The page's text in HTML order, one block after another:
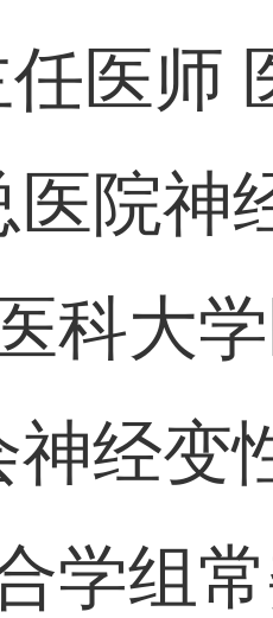
医师
医院神
科大
经变
学组